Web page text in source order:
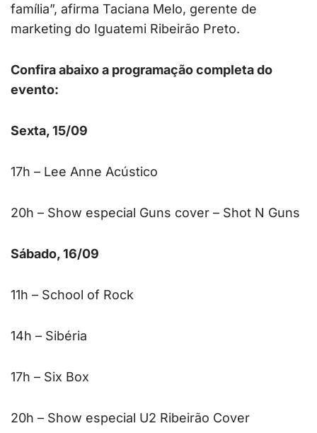
família”, afirma Taciana Melo, gerente de
marketing do Iguatemi Ribeirão Preto.
Confira abaixo a programação completa do
evento:
Sexta, 15/09
17h – Lee Anne Acústico
20h – Show especial Guns cover – Shot N Guns
Sábado, 16/09
11h – School of Rock
14h – Sibéria
17h – Six Box
20h – Show especial U2 Ribeirão Cover